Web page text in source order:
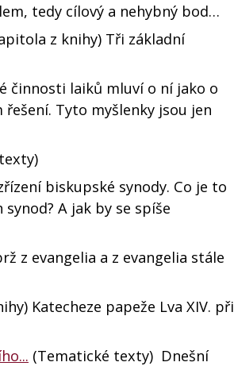
tedy cílový a nehybný bod…
z knihy) Tři základní
činnosti laiků mluví o ní jako o
Tyto myšlenky jsou jen
biskupské synody. Co je to
A jak by se spíše
z evangelia a z evangelia stále
Katecheze papeže Lva XIV. při
(Tematické texty) Dnešní